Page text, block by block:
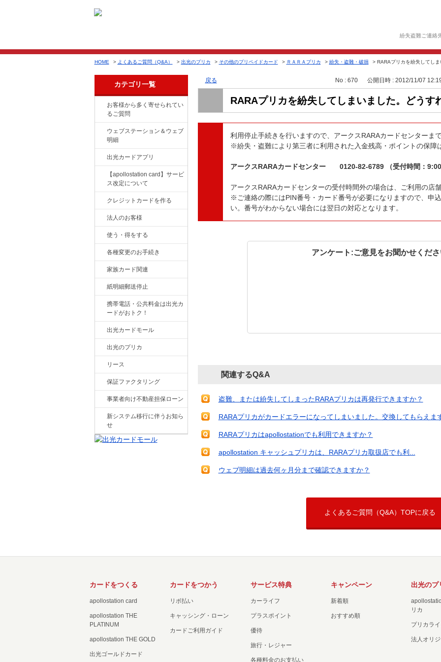
紛失盗難ご連絡
HOME > よくあるご質問（Q&A） > 出光のプリカ > その他のプリペイドカード > ＲＡＲＡプリカ > 紛失・盗難・破損 > RARAプリカを紛失してし
カテゴリ一覧
お客様から多く寄せられてい
るご質問
ウェブステーション＆ウェブ
明細
出光カードアプリ
【apollostation card】サービ
ス改定について
クレジットカードを作る
法人のお客様
使う・得をする
各種変更のお手続き
家族カード関連
紙明細郵送停止
携帯電話・公共料金は出光カ
ードがおトク！
出光カードモール
出光のプリカ
リース
保証ファクタリング
事業者向け不動産担保ローン
新システム移行に伴うお知ら
せ
戻る No : 670 公開日時 : 2012/11/07
RARAプリカを紛失してしまいました。どうす
利用停止手続きを行いますので、アークスRARAカードセンターま
※紛失・盗難により第三者に利用された入金残高・ポイントの保障
アークスRARAカードセンター 0120-82-6789 （受付時間：9:00
アークスRARAカードセンターの受付時間外の場合は、ご利用の店
※ご連絡の際にはPIN番号・カード番号が必要になりますので、申
い。番号がわからない場合には翌日の対応となります。
アンケート:ご意見をお聞かせくだ
関連するQ&A
盗難、または紛失してしまったRARAプリカは再発行できますか？
RARAプリカがカードエラーになってしまいました。交換してもらえま
RARAプリカはapollostationでも利用できますか？
apollostation キャッシュプリカは、RARAプリカ取扱店でも利...
ウェブ明細は過去何ヶ月分まで確認できますか？
よくあるご質問（Q&A）TOPに戻る
カードをつくる
apollostation card
apollostation THE
PLATINUM
apollostation THE GOLD
出光ゴールドカード
カードをつかう
リボ払い
キャッシング・ローン
カードご利用ガイド
サービス特典
カーライフ
プラスポイント
優待
旅行・レジャー
各種料金のお支払い
キャンペーン
新着順
おすすめ順
出光のプ
リカ
プリカラ
法人オリ